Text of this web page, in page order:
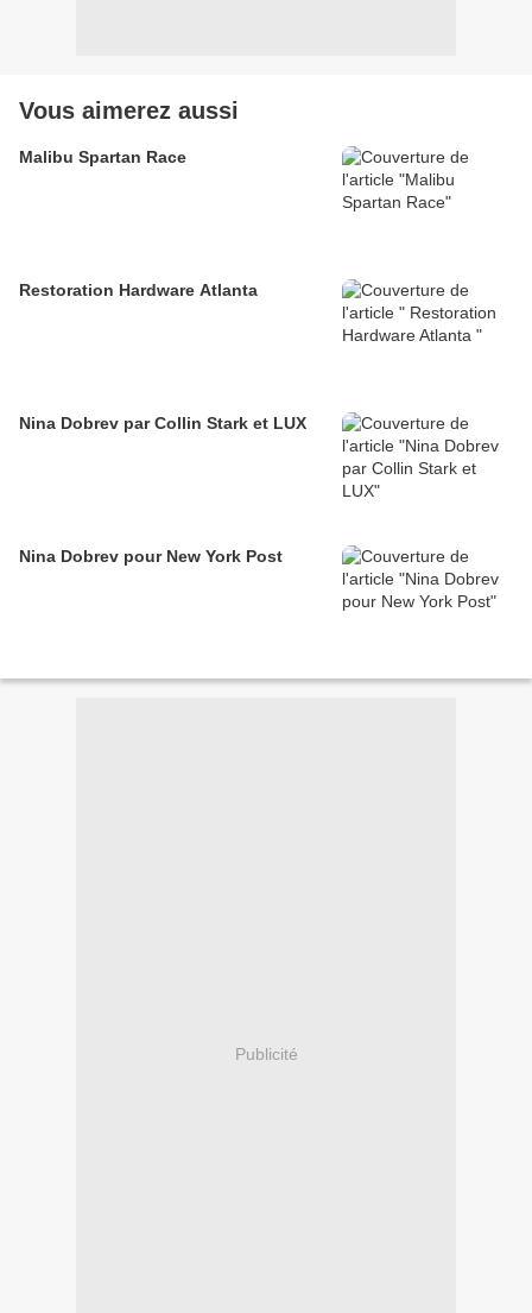
Vous aimerez aussi
Malibu Spartan Race
Restoration Hardware Atlanta
Nina Dobrev par Collin Stark et LUX
Nina Dobrev pour New York Post
Publicité